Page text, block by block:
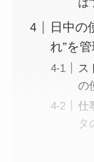
日中の
れ”を
ス
の
仕
タ